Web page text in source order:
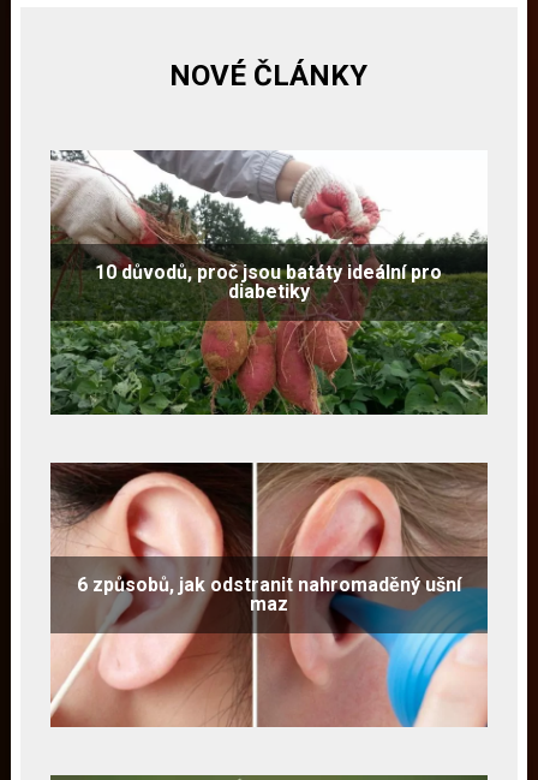
NOVÉ ČLÁNKY
10 důvodů, proč jsou batáty ideální pro
diabetiky
6 způsobů, jak odstranit nahromaděný ušní
maz